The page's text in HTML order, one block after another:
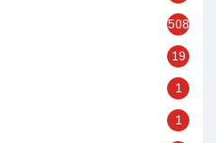
508
19
1
1